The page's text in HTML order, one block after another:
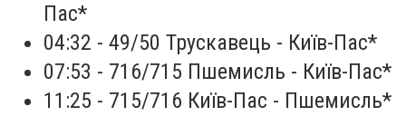
Пас*
04:32 - 49/50 Трускавець - Київ-Пас*
07:53 - 716/715 Пшемисль - Київ-Пас*
11:25 - 715/716 Київ-Пас - Пшемисль*